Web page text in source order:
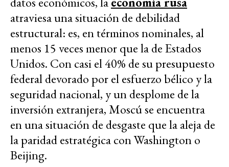
atraviesa una situación de debilidad
estructural: es, en términos nominales, al
menos 15 veces menor que la de Estados
Unidos. Con casi el 40% de su presupuesto
federal devorado por el esfuerzo bélico y la
seguridad nacional, y un desplome de la
inversión extranjera, Moscú se encuentra
en una situación de desgaste que la aleja de
la paridad estratégica con Washington o
Beijing.